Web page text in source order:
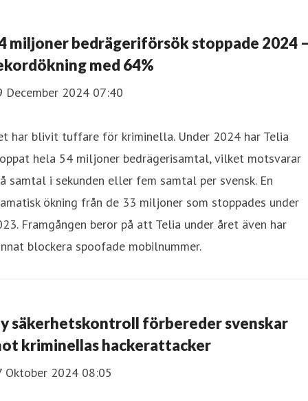
miljoner bedrägeriförsök stoppade 2024
med 64%
December 2024 07:40
har blivit tuffare för kriminella. Under 2024 har Telia
hela 54 miljoner bedrägerisamtal, vilket motsvarar
samtal i sekunden eller fem samtal per svensk. En
ökning från de 33 miljoner som stoppades under
Framgången beror på att Telia under året även har
blockera spoofade mobilnummer.
säkerhetskontroll förbereder svenskar
kriminellas hackerattacker
Oktober 2024 08:05